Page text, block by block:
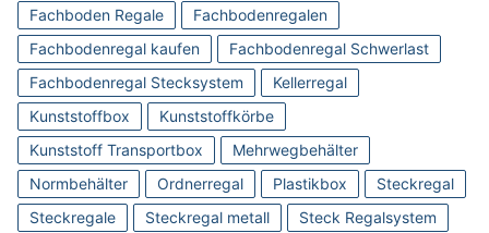
Fachboden Regale
Fachbodenregalen
Fachbodenregal kaufen
Fachbodenregal Schwerlast
Fachbodenregal Stecksystem
Kellerregal
Kunststoffbox
Kunststoffkörbe
Kunststoff Transportbox
Mehrwegbehälter
Normbehälter
Ordnerregal Plastikbox
Steckregal
Steckregale
Steckregal metall
Steck Regalsystem